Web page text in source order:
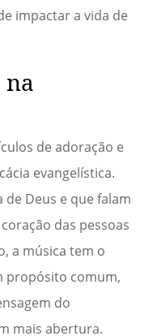
impactar a vida de
na
de adoração e
evangelística.
de Deus e que falam
das pessoas
a música tem o
propósito comum,
do
mais abertura.